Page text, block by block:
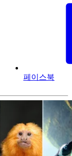
페이스북